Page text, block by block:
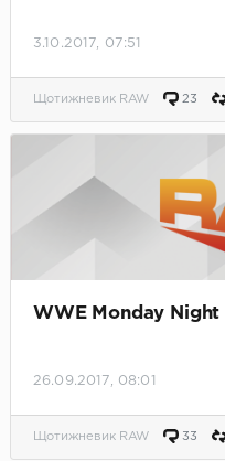
3.10.2017, 07:51
Щотижневик RAW 23
WWE Monday Night
26.09.2017, 08:01
Щотижневик RAW 33